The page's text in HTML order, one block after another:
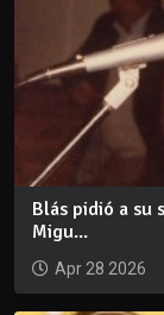
Blás pidió a su
Migu...
Apr 28 2026